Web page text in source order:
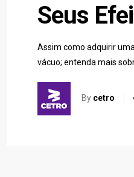
Seus
Assim como adquirir
vácuo; entenda mais
By cetro